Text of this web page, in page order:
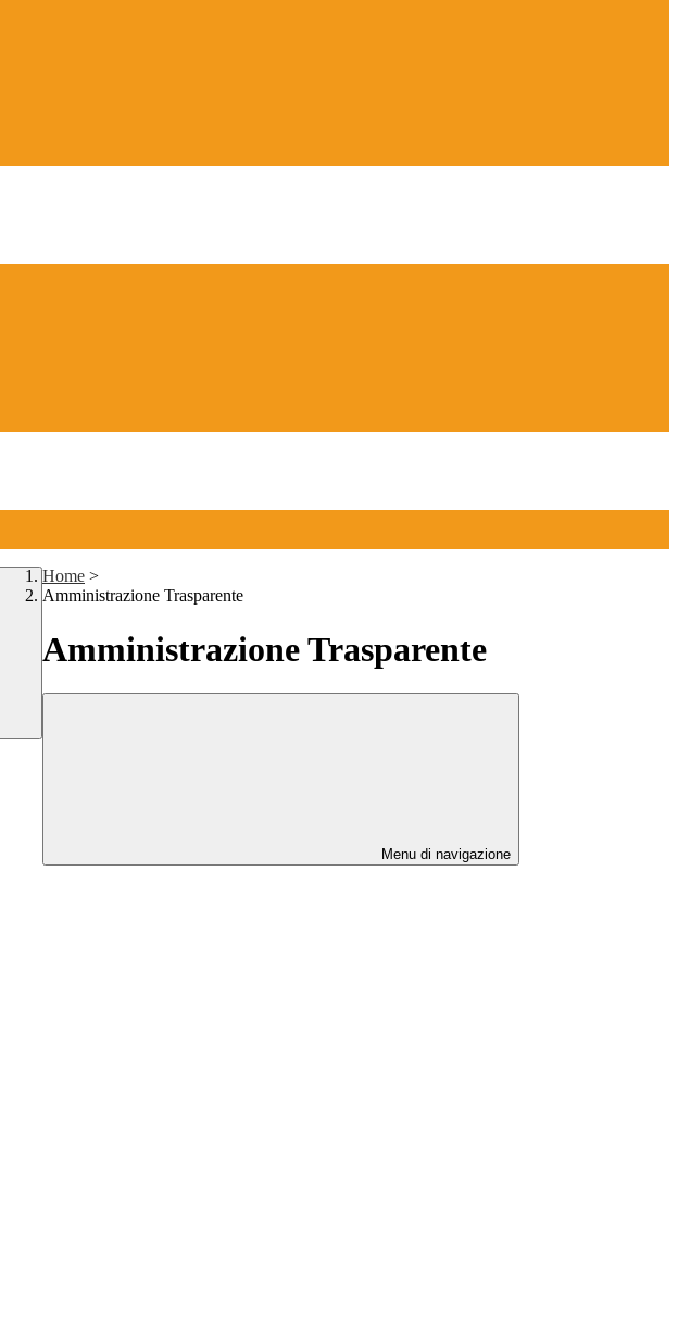
Home >
Amministrazione Trasparente
Amministrazione Trasparente
Menu di navigazione